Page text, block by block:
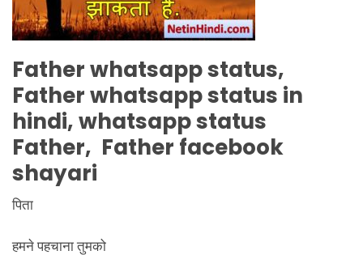
Fatherwhatsapp status,
Fatherwhatsapp status in
hindi, whatsapp status
Father, Father facebook
shayari
पिता
हमने पहचाना तुमको